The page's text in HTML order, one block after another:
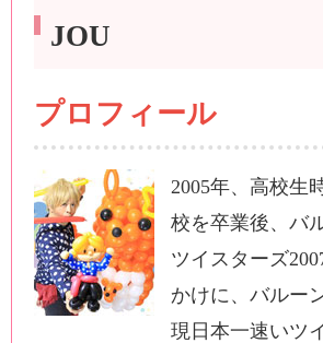
JOU
プロフィール
2005年、高校生
校を卒業後、バ
ツイスターズ
かけに、バルー
現日本一速いツ